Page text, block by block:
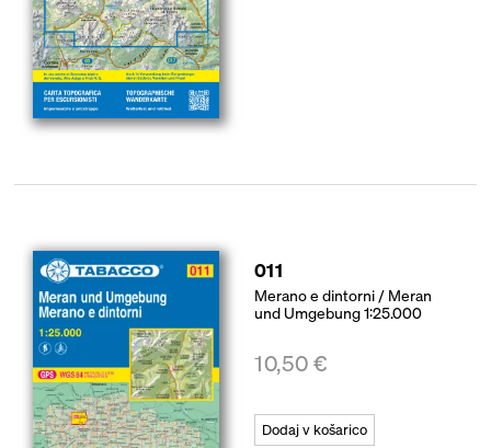
011
Merano e dintorni / Meran
und Umgebung 1:25.000
10,50€
Dodaj v košarico